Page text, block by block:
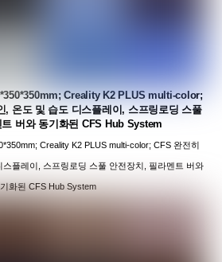
Creality K2 PLUS multi-color;
, 온도 및 습도 디스플레이, 스프링로딩 스풀
버와 동기화된 CFS Hub System
Creality K2 PLUS multi-color; CFS 완전히
플레이, 스프링로딩 스풀 안전장치, 필라멘트 버와
화된 CFS Hub System